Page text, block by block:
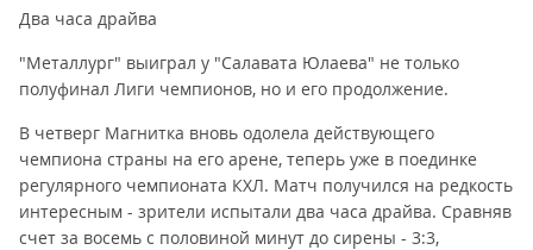
Два часа драйва
"Металлург" выиграл у "Салавата Юлаева" не только
полуфинал Лиги чемпионов, но и его продолжение.
В четверг Магнитка вновь одолела действующего
чемпиона страны на его арене, теперь уже в поединке
регулярного чемпионата КХЛ. Матч получился на редкость
интересным - зрители испытали два часа драйва. Сравняв
счет за восемь с половиной минут до сирены - 3:3,